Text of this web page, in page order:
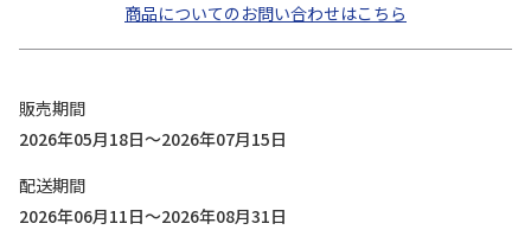
商品についてのお問い合わせはこちら
販売期間
2026年05月18日～2026年07月15日
配送期間
2026年06月11日～2026年08月31日